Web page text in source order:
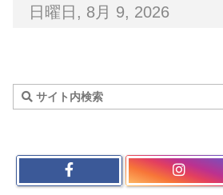
日曜日, 8月 9, 2026